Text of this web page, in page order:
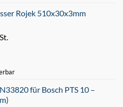
Rojek 510x30x3mm
für Bosch PTS 10 –